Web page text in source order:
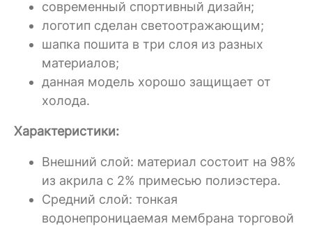
современный спортивный дизайн;
логотип сделан светоотражающим;
шапка пошита в три слоя из разных
материалов;
данная модель хорошо защищает от
холода.
Характеристики:
Внешний слой: материал состоит на 98%
из акрила с 2% примесью полиэстера.
Средний слой: тонкая
водонепроницаемая мембрана торговой